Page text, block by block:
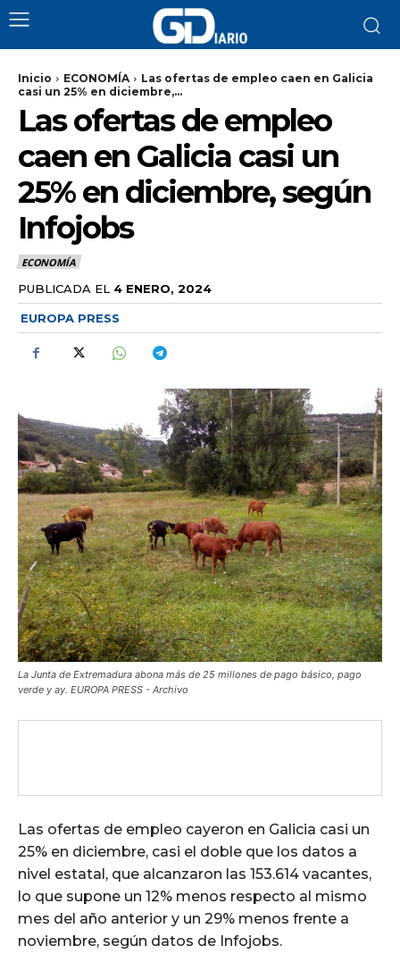
Inicio ECONOMÍA
Las ofertas de empleo caen en Galicia
casi un 25% en diciembre,...
Las ofertas de empleo
caen en Galicia casi un
25% en diciembre, según
Infojobs
ECONOMÍA
PUBLICADA EL 4 ENERO, 2024
EUROPA PRESS
La Junta de Extremadura abona más de 25 millones de pago básico, pago
verde y ay. EUROPA PRESS - Archivo
Las ofertas de empleo cayeron en Galicia casi un
25% en diciembre, casi el doble que los datos a
nivel estatal, que alcanzaron las 153.614 vacantes,
lo que supone un 12% menos respecto al mismo
mes del año anterior y un 29% menos frente a
noviembre, según datos de Infojobs.